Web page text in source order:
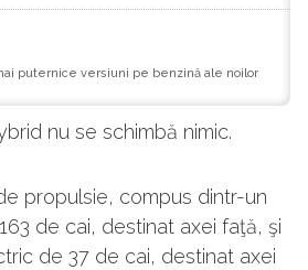
puternice versiuni pe benzină ale noilor
nu se schimbă nimic.
propulsie, compus dintr-un
de cai, destinat axei faţă, şi
de 37 de cai, destinat axei